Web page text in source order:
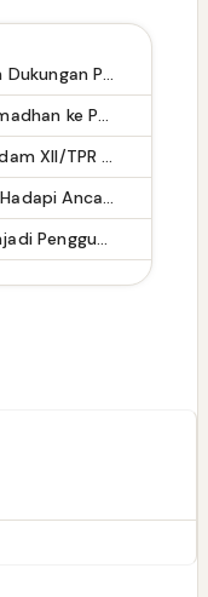
GPI Secara Nasional Nyatakan Dukungan Penuh atas Disahkannya Revisi UU TNI Nomor 34/2024
Pangdam I/BB Silaturahmi Ramadhan ke PT Aqua Farm Indonesia
Perang Terhadap Narkoba, Kodam XII/TPR Berhasil Gagalkan 12,9 Kg Sabu
Rumuskan Rencana Tindakan Hadapi Ancaman, Kasdam XII/Tpr Pimpin Rakor Rentinkon Kotamaops TNI Wilayah Kogabwilhan I TA 2024
My IPM V2 Dorong Kader Menjadi Pengguna dan Produsen Pengetahuan